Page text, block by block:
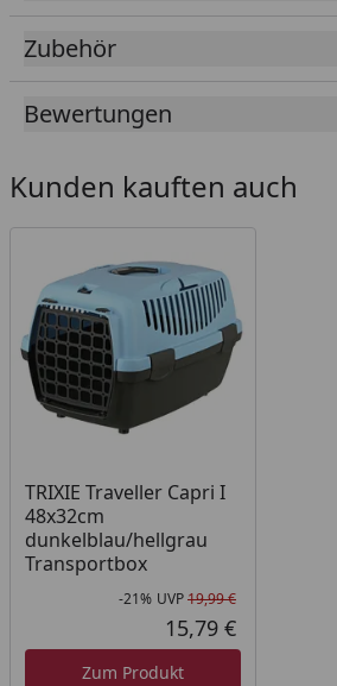
Zubehör
Bewertungen
Kunden kauften auch
TRIXIE Traveller Capri I
48x32cm
dunkelblau/hellgrau
Transportbox
Rabatt in
-21% UVP19,99 €
Aktueller
15,79 €
Zum Produkt